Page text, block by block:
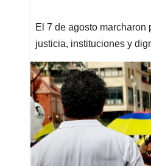
El 7 de agosto
justicia, instituciones y